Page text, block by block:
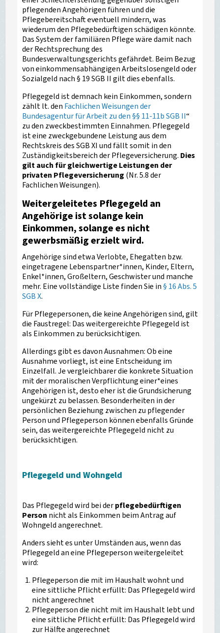
pflegenden Angehörigen führen und die
Pflegebereitschaft eventuell mindern, was
wiederum den Pflegebedürftigen schädigen könnte.
Das System der familiären Pflege wäre damit nach
der Rechtsprechung des
Bundesverwaltungsgerichts gefährdet. Beim Bezug
von einkommensabhängigen Arbeitslosengeld oder
Sozialgeld nach § 19 SGB II gilt dies ebenfalls.
Pflegegeld ist demnach kein Einkommen, sondern
zählt lt. den Fachlichen Weisungen der
Bundesagentur für Arbeit zu den §§ 11-11b SGB II“
zu den zweckbestimmten Einnahmen. Pflegegeld
ist eine zweckgebundene Leistung aus dem
Rechtskreis des SGB XI und fällt somit in den
Zuständigkeitsbereich der Pflegeversicherung. Dies
gilt auch für gleichwertige Leistungen der
privaten Pflegeversicherung (Nr. 5.8 der
Fachlichen Weisungen).
Weitergeleitetes Pflegegeld an
Angehörige ist solange kein
Einkommen, solange es nicht
gewerbsmäßig erzielt wird.
Angehörige sind etwa Verlobte, Ehegatten bzw.
eingetragene Lebenspartner*innen, Kinder, Eltern,
Enkel*innen, Großeltern, Geschwister und manche
mehr. Eine vollständige Liste finden Sie in§ 16 Abs. 5
SGB X.
Für Pflegepersonen, die keine Angehörigen sind, gilt
die Faustregel: Das weitergereichte Pflegegeld ist
als Einkommen zu berücksichtigen.
Allerdings gibt es davon Ausnahmen: Ob eine
Ausnahme vorliegt, ist eine Entscheidung im
Einzelfall. Je vergleichbarer die konkrete Situation
mit der moralischen Verpflichtung einer*eines
Angehörigen ist, desto eher ist die Grundsicherung
ungekürzt zu belassen. Besonderheiten in der
persönlichen Beziehung zwischen zu pflegender
Person und Pflegeperson können ebenfalls Gründe
sein, das weitergereichte Pflegegeld nicht zu
berücksichtigen.
Pflegegeld und Wohngeld
Das Pflegegeld wird bei derpflegebedürftigen
Person nicht als Einkommen beim Antrag auf
Wohngeld angerechnet.
Anders sieht es unter Umständen aus, wenn das
Pflegegeld an eine Pflegeperson weitergeleitet
wird:
Pflegeperson die mit im Haushalt wohnt und
eine sittliche Pflicht erfüllt: Das Pflegegeld wird
nicht angerechnet
Pflegeperson die nicht mit im Haushalt lebt und
eine sittliche Pflicht erfüllt: Das Pflegegeld wird
zur Hälfte angerechnet